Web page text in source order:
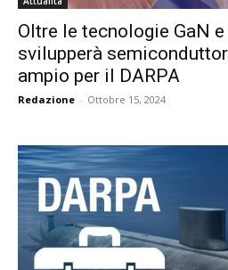
Oltre le tecnologie GaN e
svilupperà
ampio per il DARPA
Redazione - Ottobre 15, 2024